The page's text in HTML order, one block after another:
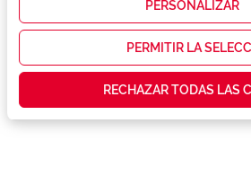
las
que realmente
contenidos
personalizados
PERSONALIZAR
PERMITIR LA
RECHAZAR TODAS LAS
Conselhos
Serviços exclusivos